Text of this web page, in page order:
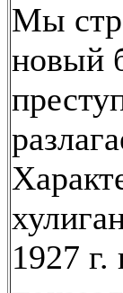
Мы
новый
1927